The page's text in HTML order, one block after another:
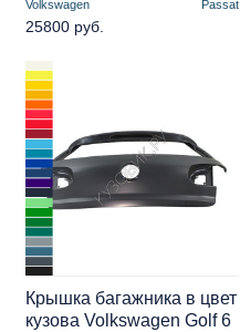
Volkswagen Passat
25800 руб.
Крышка багажника в цвет
кузова Volkswagen Golf 6